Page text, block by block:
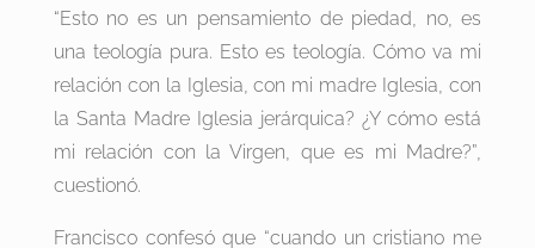
“Esto no es un pensamiento de piedad, no, es
una teología pura. Esto es teología. Cómo va mi
relación con la Iglesia, con mi madre Iglesia, con
la Santa Madre Iglesia jerárquica? ¿Y cómo está
mi relación con la Virgen, que es mi Madre?”,
cuestionó.
Francisco confesó que “cuando un cristiano me